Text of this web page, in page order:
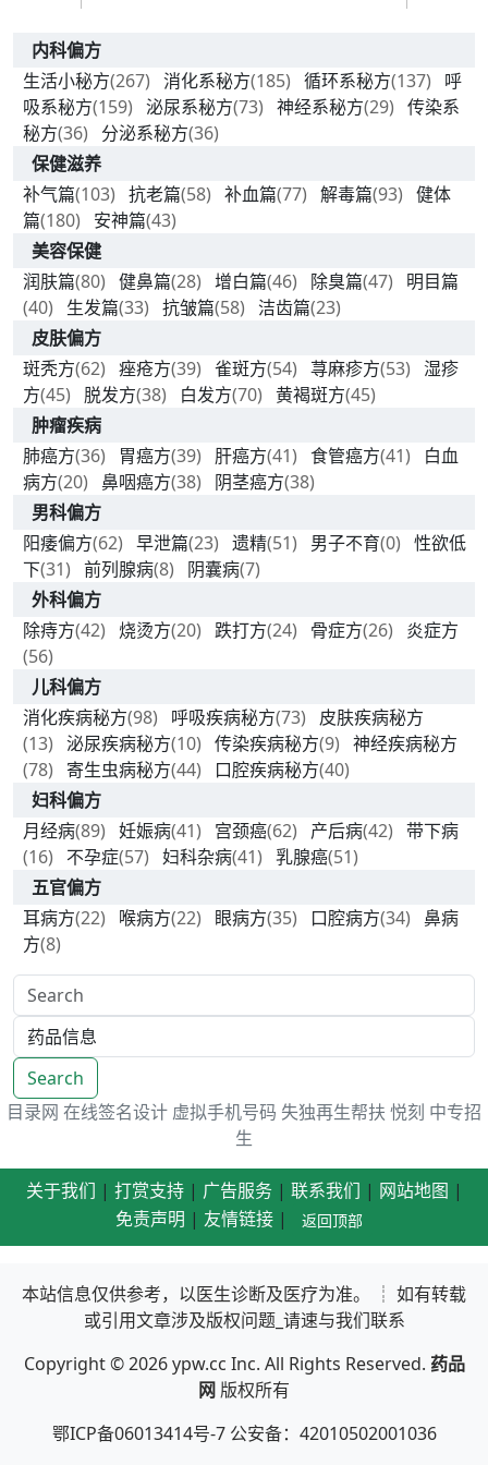
内科偏方
生活小秘方(267) 消化系秘方(185) 循环系秘方(137)
呼
吸系秘方(159) 泌尿系秘方(73) 神经系秘方(29) 传染系
秘方(36) 分泌系秘方(36)
保健滋养
补气篇(103) 抗老篇(58) 补血篇(77) 解毒篇(93) 健体
篇(180) 安神篇(43)
美容保健
润肤篇(80) 健鼻篇(28) 增白篇(46) 除臭篇(47)
明目篇
(40)
生发篇(33) 抗皱篇(58) 洁齿篇(23)
皮肤偏方
斑秃方(62) 痤疮方(39) 雀斑方(54) 荨麻疹方(53)
湿疹
方(45) 脱发方(38) 白发方(70) 黄褐斑方(45)
肿瘤疾病
肺癌方(36) 胃癌方(39) 肝癌方(41) 食管癌方(41)
白血
病方(20) 鼻咽癌方(38) 阴茎癌方(38)
男科偏方
阳痿偏方(62) 早泄篇(23) 遗精(51) 男子不育(0) 性欲低
下(31) 前列腺病(8) 阴囊病(7)
外科偏方
除痔方(42) 烧烫方(20) 跌打方(24) 骨症方(26)
炎症方
(56)
儿科偏方
消化疾病秘方(98) 呼吸疾病秘方(73)
皮肤疾病秘方
(13) 泌尿疾病秘方(10) 传染疾病秘方(9) 神经疾病秘方
(78)
寄生虫病秘方(44) 口腔疾病秘方(40)
妇科偏方
月经病(89) 妊娠病(41) 宫颈癌(62) 产后病(42) 带下病
(16)
不孕症(57) 妇科杂病(41) 乳腺癌(51)
五官偏方
耳病方(22) 喉病方(22) 眼病方(35) 口腔病方(34) 鼻病
方(8)
Search
目录网 在线签名设计 虚拟手机号码 失独再生帮扶 悦刻 中专招
生
关于我们 | 打赏支持| 广告服务| 联系我们 | 网站地图 |
免责声明 | 友情链接 | 返回顶部
本站信息仅供参考，以医生诊断及医疗为准。 ┊ 如有转载
或引用文章涉及版权问题_请速与我们联系
Copyright © 2026ypw.cc Inc. All Rights Reserved. 药品
网 版权所有
鄂ICP备06013414号-7 公安备：42010502001036